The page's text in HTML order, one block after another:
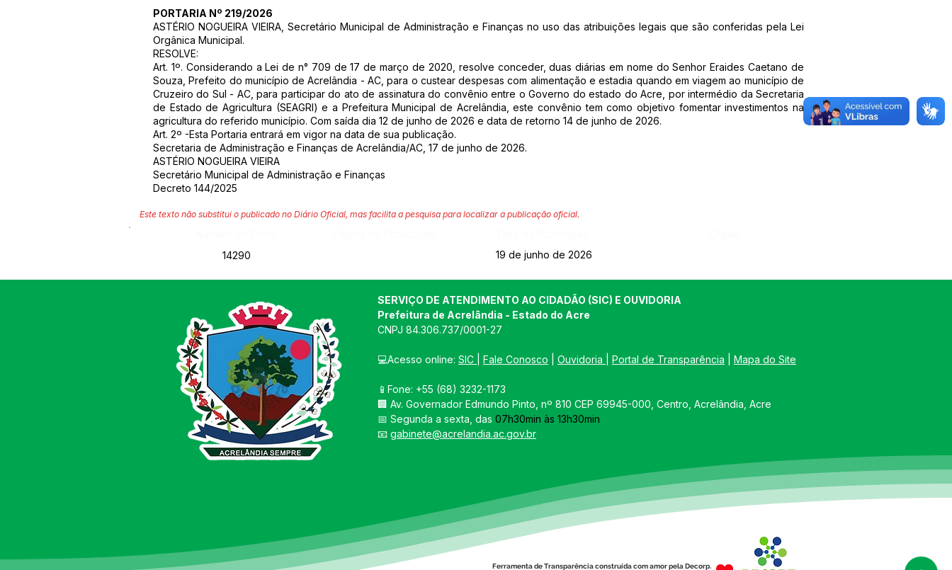
PORTARIA Nº 219/2026
ASTÉRIO NOGUEIRA VIEIRA, Secretário Municipal de Administração e Finanças no uso das atribuições legais que são conferidas pela Lei
Orgânica Municipal.
RESOLVE:
Art. 1º. Considerando a Lei de n° 709 de 17 de março de 2020, resolve conceder, duas diárias em nome do Senhor Eraides Caetano de
Souza, Prefeito do município de Acrelândia - AC, para o custear despesas com alimentação e estadia quando em viagem ao município de
Cruzeiro do Sul - AC, para participar do ato de assinatura do convênio entre o Governo do estado do Acre, por intermédio da Secretaria
de Estado de Agricultura (SEAGRI) e a Prefeitura Municipal de Acrelândia, este convênio tem como objetivo fomentar investimentos na
agricultura do referido município. Com saída dia 12 de junho de 2026 e data de retorno 14 de junho de 2026.
Art. 2º -Esta Portaria entrará em vigor na data de sua publicação.
Secretaria de Administração e Finanças de Acrelândia/AC, 17 de junho de 2026.
ASTÉRIO NOGUEIRA VIEIRA
Secretário Municipal de Administração e Finanças
Decreto 144/2025
Este texto não substitui o publicado no Diário Oficial, mas facilita a pesquisa para localizar a publicação oficial.
14290
19 de junho de 2026
SERVIÇO DE ATENDIMENTO AO CIDADÃO (SIC) E OUVIDORIA
Prefeitura de Acrelândia - Estado do Acre
CNPJ 84.306.737/0001-27
💻Acesso online: SIC Fale Conosco Ouvidoria Portal de Transparência Mapa do Site
📱Fone: +55 (68) 3232-1173
🏢 Av. Governador Edmundo Pinto, nº 810 CEP 69945-000, Centro, Acrelândia, Acre
📅 Segunda a sexta, das 07h30min às 13h30min
📧 gabinete@acrelandia.ac.gov.br
Ferramenta de Transparência construída com amor pela Decorp.